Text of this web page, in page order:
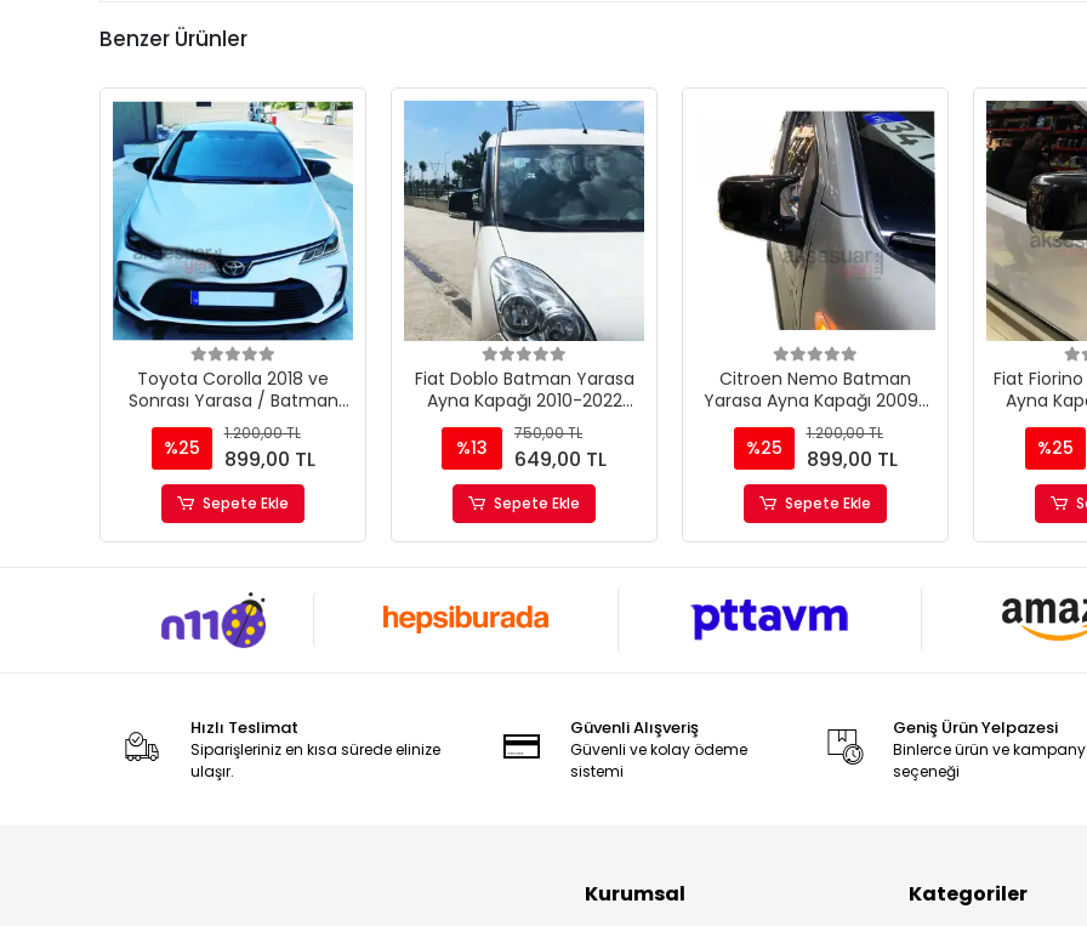
Benzer Ürünler
Toyota Corolla 2018 ve
Sonrası Yarasa / Batman
Ayna Kapağı
%25
1.200,00 TL
899,00 TL
Sepete Ekle
Fiat Doblo Batman Yarasa
Ayna Kapağı 2010-2022
Geniş Tip
%13
750,00 TL
649,00 TL
Sepete Ekle
Citroen Nemo Batman
Yarasa Ayna Kapağı 2009-
2022 Uyumlu Parlak Siyah
Piano Black
%25
1.200,00 TL
899,00 TL
Sepete Ekle
Fiat
Ayna
Uyumlu
%25
Hızlı Teslimat
Siparişleriniz en kısa sürede elinize
ulaşır.
Güvenli Alışveriş
Güvenli ve kolay ödeme
sistemi
Geniş Ürün Yelpazesi
Binlerce ürün ve
seçeneği
Kurumsal Kategoriler